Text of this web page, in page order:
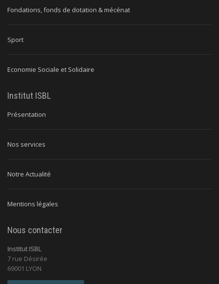
Fondations, fonds de dotation & mécénat
Sport
Economie Sociale et Solidaire
Institut ISBL
Présentation
Nos services
Notre Actualité
Mentions légales
Nous contacter
Institut ISBL
7 rue Désirée
69001 LYON